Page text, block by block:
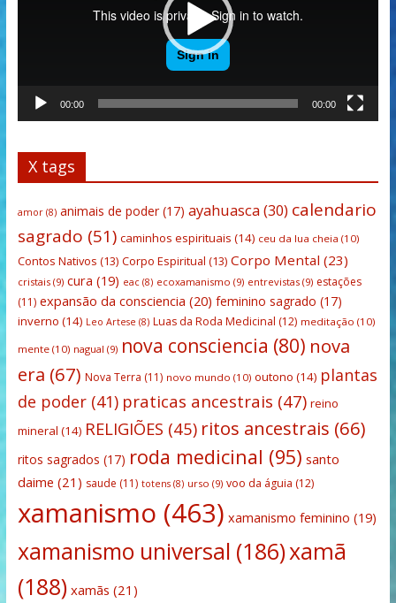
00:00 00:00
X tags
amor(8) animais de poder(17) ayahuasca(30) calendario
sagrado (51) caminhos espirituais (14) ceu da lua cheia (10)
Contos Nativos (13) Corpo Espiritual (13) Corpo Mental (23)
cristais(9) cura (19) eac(8) ecoxamanismo (9) entrevistas(9) estações
(11) expansão da consciencia (20) feminino sagrado (17)
inverno (14) Leo Artese (8) Luas da Roda Medicinal (12) meditação (10)
mente(10) nagual (9) nova consciencia (80) nova
era (67) Nova Terra (11) novo mundo (10) outono (14) plantas
de poder(41) praticas ancestrais (47) reino
mineral (14) RELIGIÕES (45) ritos ancestrais (66)
ritos sagrados (17) roda medicinal (95) santo
daime (21) saude (11) totens(8) urso (9) voo da águia (12)
xamanismo (463) xamanismo feminino (19)
xamanismo universal (186)xamã
(188) xamãs (21)